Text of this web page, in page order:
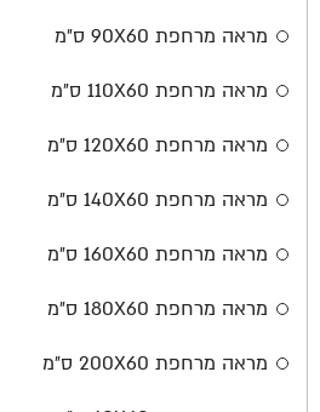
מראה מרחפת 90X60 ס״מ
מראה מרחפת 110X60 ס״מ
מראה מרחפת 120X60 ס״מ
מראה מרחפת 140X60 ס״מ
מראה מרחפת 160X60 ס״מ
מראה מרחפת 180X60 ס״מ
מראה מרחפת 200X60 ס״מ